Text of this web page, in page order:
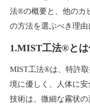
法®の概要と、他のカ
の方法を選ぶべき理由
1.MIST工法®とは
MIST工法®は、特許
境に優しく、人体に
技術は、微細な霧状